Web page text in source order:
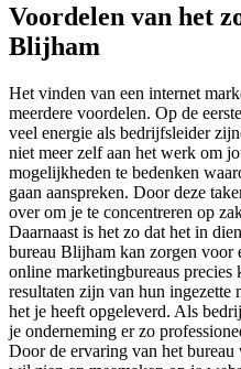
Voordelen van het
Blijham
Het vinden van een internet
meerdere voordelen. Op de
veel energie als bedrijfsleider
niet meer zelf aan het werk om
mogelijkheden te bedenken
gaan aanspreken. Door deze
over om je te concentreren op
Daarnaast is het zo dat het in
bureau Blijham kan zorgen voor
online marketingbureaus precies
resultaten zijn van hun
het je heeft opgeleverd. Als
je onderneming er zo
Door de ervaring van het